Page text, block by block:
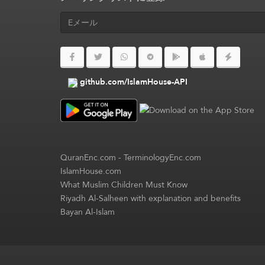
github.com/IslamHouse-API
QuranEnc.com-TerminologyEnc.com
IslamHouse.com
What Muslim Children Must Know
Riyadh Al-Salheen with explanation and benefits
Bayan Al-Islam